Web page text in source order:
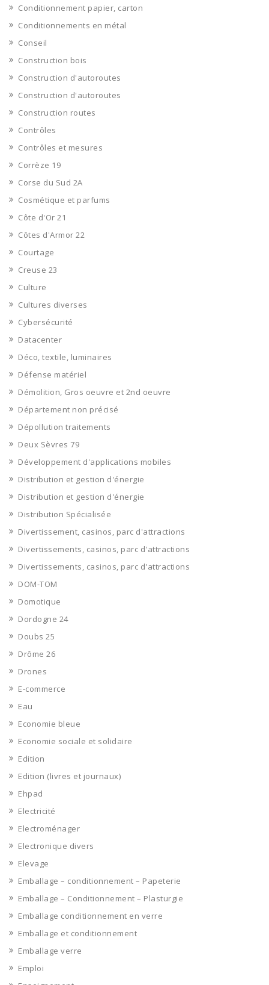
Conditionnement papier, carton
Conditionnements en métal
Conseil
Construction bois
Construction d'autoroutes
Construction d'autoroutes
Construction routes
Contrôles
Contrôles et mesures
Corrèze 19
Corse du Sud 2A
Cosmétique et parfums
Côte d'Or 21
Côtes d'Armor 22
Courtage
Creuse 23
Culture
Cultures diverses
Cybersécurité
Datacenter
Déco, textile, luminaires
Défense matériel
Démolition, Gros oeuvre et 2nd oeuvre
Département non précisé
Dépollution traitements
Deux Sèvres 79
Développement d'applications mobiles
Distribution et gestion d'énergie
Distribution et gestion d'énergie
Distribution Spécialisée
Divertissement, casinos, parc d'attractions
Divertissements, casinos, parc d'attractions
Divertissements, casinos, parc d'attractions
DOM-TOM
Domotique
Dordogne 24
Doubs 25
Drôme 26
Drones
E-commerce
Eau
Economie bleue
Economie sociale et solidaire
Edition
Edition (livres et journaux)
Ehpad
Electricité
Electroménager
Electronique divers
Elevage
Emballage – conditionnement – Papeterie
Emballage – Conditionnement – Plasturgie
Emballage conditionnement en verre
Emballage et conditionnement
Emballage verre
Emploi